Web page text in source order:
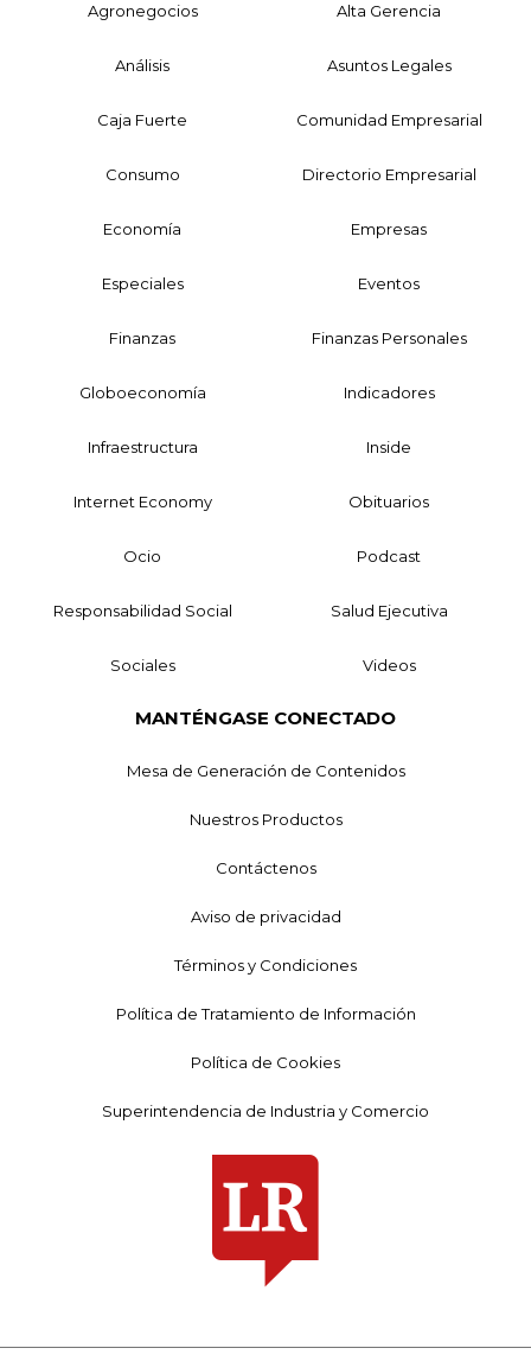
Agronegocios Alta Gerencia
Análisis Asuntos Legales
Caja Fuerte Comunidad Empresarial
Consumo Directorio Empresarial
Economía Empresas
Especiales Eventos
Finanzas Finanzas Personales
Globoeconomía Indicadores
Infraestructura Inside
Internet Economy Obituarios
Ocio Podcast
Responsabilidad Social Salud Ejecutiva
Sociales Videos
MANTÉNGASE CONECTADO
Mesa de Generación de Contenidos
Nuestros Productos
Contáctenos
Aviso de privacidad
Términos y Condiciones
Política de Tratamiento de Información
Política de Cookies
Superintendencia de Industria y Comercio